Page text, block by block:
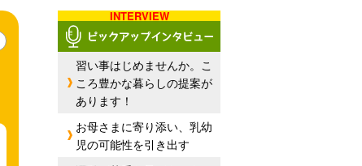
INTERVIEW
習い事はじめませんか。こ
ころ豊かな暮らしの提案が
あります！
お母さまに寄り添い、乳幼
児の可能性を引き出す